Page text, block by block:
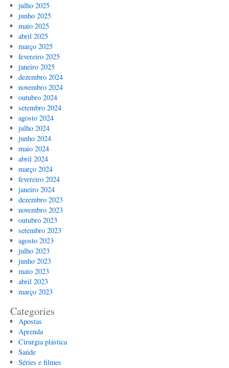
julho 2025
junho 2025
maio 2025
abril 2025
março 2025
fevereiro 2025
janeiro 2025
dezembro 2024
novembro 2024
outubro 2024
setembro 2024
agosto 2024
julho 2024
junho 2024
maio 2024
abril 2024
março 2024
fevereiro 2024
janeiro 2024
dezembro 2023
novembro 2023
outubro 2023
setembro 2023
agosto 2023
julho 2023
junho 2023
maio 2023
abril 2023
março 2023
Categories
Apostas
Aprenda
Cirurgia plástica
Saúde
Séries e filmes